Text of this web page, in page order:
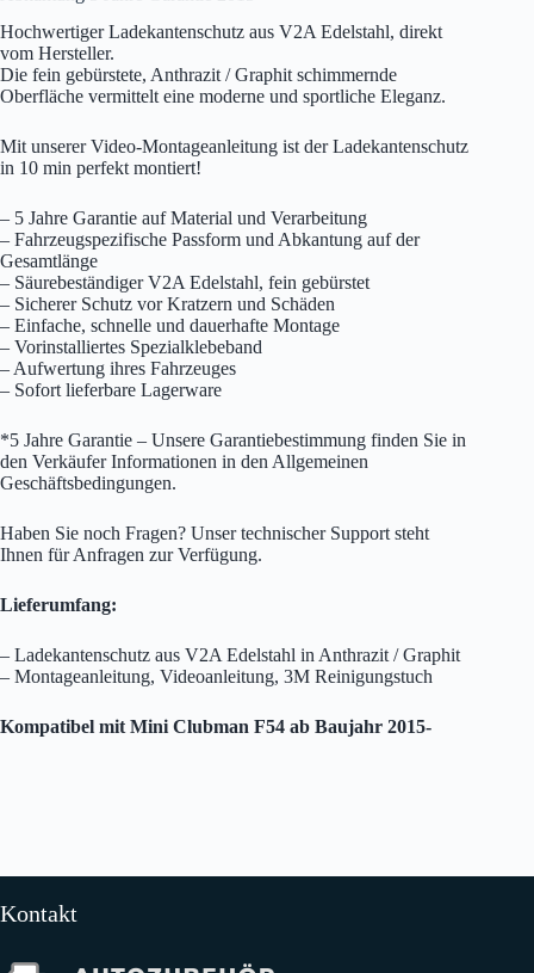
Hochwertiger Ladekantenschutz aus V2A Edelstahl, direkt
vom Hersteller.
Die fein gebürstete, Anthrazit / Graphit schimmernde
Oberfläche vermittelt eine moderne und sportliche Eleganz.
Mit unserer Video-Montageanleitung ist der Ladekantenschutz
in 10 min perfekt montiert!
– 5 Jahre Garantie auf Material und Verarbeitung
– Fahrzeugspezifische Passform und Abkantung auf der
Gesamtlänge
– Säurebeständiger V2A Edelstahl, fein gebürstet
– Sicherer Schutz vor Kratzern und Schäden
– Einfache, schnelle und dauerhafte Montage
– Vorinstalliertes Spezialklebeband
– Aufwertung ihres Fahrzeuges
– Sofort lieferbare Lagerware
*5 Jahre Garantie – Unsere Garantiebestimmung finden Sie in
den Verkäufer Informationen in den Allgemeinen
Geschäftsbedingungen.
Haben Sie noch Fragen? Unser technischer Support steht
Ihnen für Anfragen zur Verfügung.
Lieferumfang:
– Ladekantenschutz aus V2A Edelstahl in Anthrazit / Graphit
– Montageanleitung, Videoanleitung, 3M Reinigungstuch
Kompatibel mit Mini Clubman F54 ab Baujahr 2015-
Kontakt